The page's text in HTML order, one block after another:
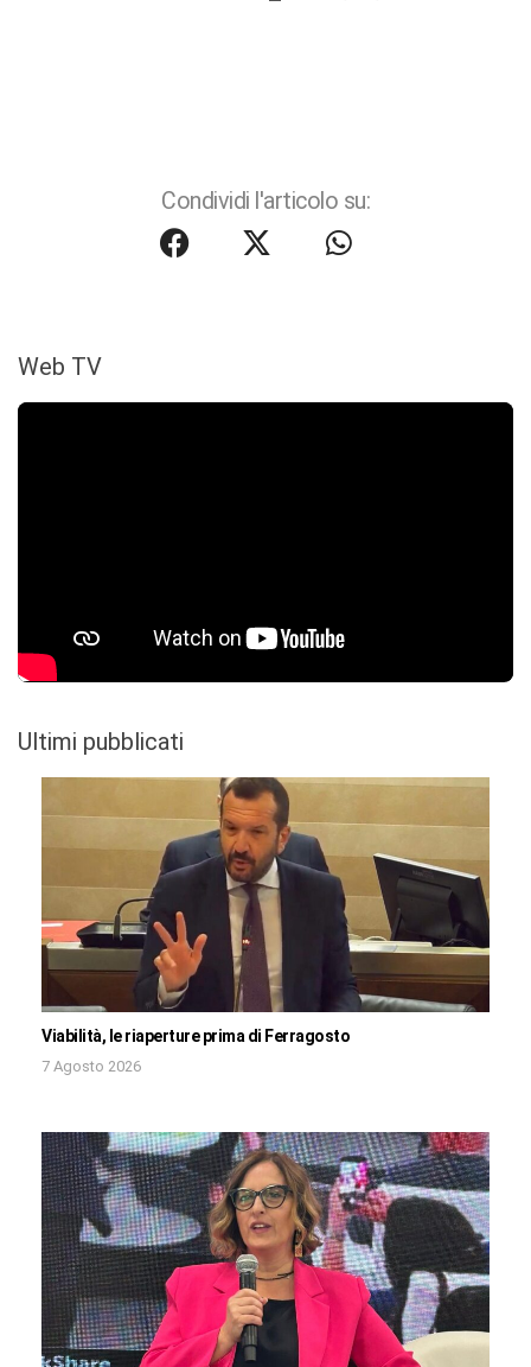
Condividi l'articolo su:
Web TV
Ultimi pubblicati
Viabilità, le riaperture prima di Ferragosto
7 Agosto 2026